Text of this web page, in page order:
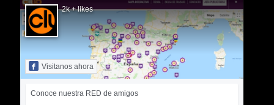
2k + likes
Visitanos ahora
Conoce nuestra RED de amigos